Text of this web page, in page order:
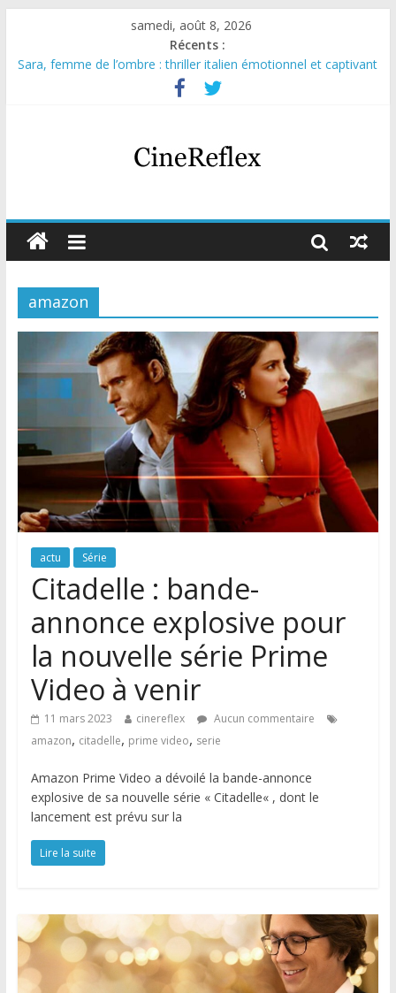
samedi, août 8, 2026
Récents :
Sara, femme de l’ombre : thriller italien émotionnel et captivant
Journal d’une fille larguée : nouvelle série suédoise sur Netflix
Aema : mini-série sur le tournage d’un film érotique devenu
Glass Heart : excellente série musicale avec Takeru Satō
Olympo, saison 1 : nouvelle série qui séduira les fans de
amazon
actu Série
Citadelle : bande-
annonce explosive pour
la nouvelle série Prime
Video à venir
11 mars 2023 cinereflex
Aucun commentaire
amazon, citadelle, prime video, serie
Amazon Prime Video a dévoilé la bande-annonce
explosive de sa nouvelle série « Citadelle« , dont le
lancement est prévu sur la
Lire la suite